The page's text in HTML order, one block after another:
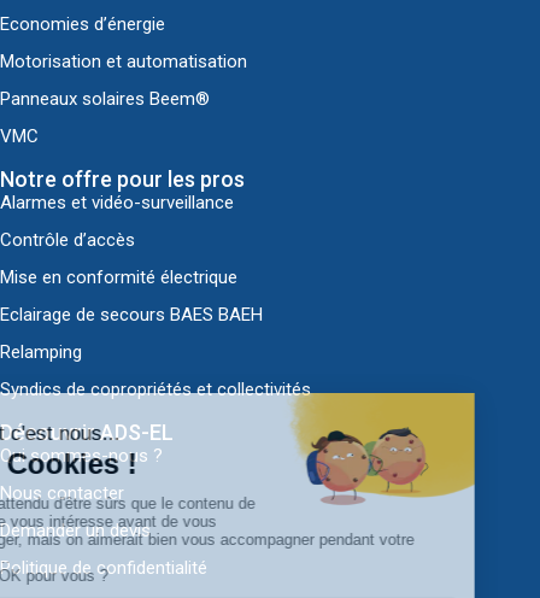
Economies d’énergie
Motorisation et automatisation
Panneaux solaires Beem®
VMC
Notre offre pour les pros
Alarmes et vidéo-surveillance
Contrôle d’accès
Mise en conformité électrique
Eclairage de secours BAES BAEH
Relamping
Syndics de copropriétés et collectivités
Découvrir ADS-EL
Qui sommes-nous ?
Nous contacter
Demander un devis
Politique de confidentialité